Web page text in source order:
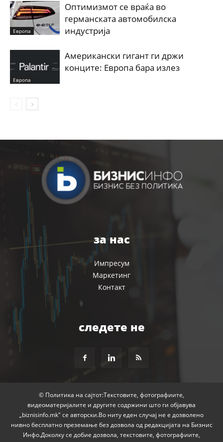
Европа
Оптимизмот се враќа во
германската автомобилска
индустрија
Европа
Американски гигант ги држи
конците: Европа бара излез
за нас
Импресум
Маркетинг
Контакт
следете не
© Политика на сајтот:Текстовите, фотографиите,
видеоматеријалите и другите содржини што ги објавува
„biznisinfo.mk" се авторски.Во ниту еден случај не е дозволено
нивно бесплатно преземање без дозвола од редакцијата на Бизнис
Инфо.Доколку се добие дозвола, текстовите, фотографиите,